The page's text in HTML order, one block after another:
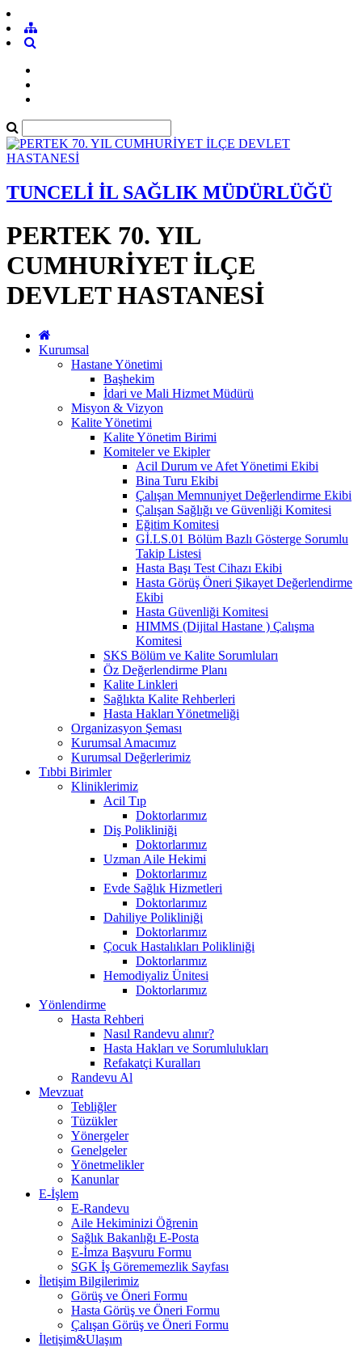
TUNCELİ İL SAĞLIK MÜDÜRLÜĞÜ
PERTEK 70. YIL
CUMHURİYET İLÇE
DEVLET HASTANESİ
Kurumsal
Hastane Yönetimi
Başhekim
İdari ve Mali Hizmet Müdürü
Misyon & Vizyon
Kalite Yönetimi
Kalite Yönetim Birimi
Komiteler ve Ekipler
Acil Durum ve Afet Yönetimi Ekibi
Bina Turu Ekibi
Çalışan Memnuniyet Değerlendirme Ekibi
Çalışan Sağlığı ve Güvenliği Komitesi
Eğitim Komitesi
Gİ.LS.01 Bölüm Bazlı Gösterge Sorumlu
Takip Listesi
Hasta Başı Test Cihazı Ekibi
Hasta Görüş Öneri Şikayet Değerlendirme
Ekibi
Hasta Güvenliği Komitesi
HIMMS (Dijital Hastane ) Çalışma
Komitesi
SKS Bölüm ve Kalite Sorumluları
Öz Değerlendirme Planı
Kalite Linkleri
Sağlıkta Kalite Rehberleri
Hasta Hakları Yönetmeliği
Organizasyon Şeması
Kurumsal Amacımız
Kurumsal Değerlerimiz
Tıbbi Birimler
Kliniklerimiz
Acil Tıp
Doktorlarımız
Diş Polikliniği
Doktorlarımız
Uzman Aile Hekimi
Doktorlarımız
Evde Sağlık Hizmetleri
Doktorlarımız
Dahiliye Polikliniği
Doktorlarımız
Çocuk Hastalıkları Polikliniği
Doktorlarımız
Hemodiyaliz Ünitesi
Doktorlarımız
Yönlendirme
Hasta Rehberi
Nasıl Randevu alınır?
Hasta Hakları ve Sorumlulukları
Refakatçi Kuralları
Randevu Al
Mevzuat
Tebliğler
Tüzükler
Yönergeler
Genelgeler
Yönetmelikler
Kanunlar
E-İşlem
E-Randevu
Aile Hekiminizi Öğrenin
Sağlık Bakanlığı E-Posta
E-İmza Başvuru Formu
SGK İş Görememezlik Sayfası
İletişim Bilgilerimiz
Görüş ve Öneri Formu
Hasta Görüş ve Öneri Formu
Çalışan Görüş ve Öneri Formu
İletişim&Ulaşım